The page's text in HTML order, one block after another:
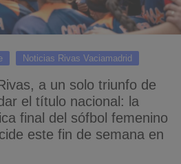
Noticias Rivas Vaciamadrid
a un solo triunfo de
el título nacional: la
final del sófbol femenino
este fin de semana en